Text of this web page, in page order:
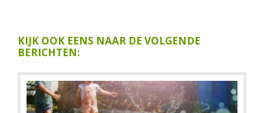
KIJK OOK EENS NAAR DE VOLGENDE
BERICHTEN: